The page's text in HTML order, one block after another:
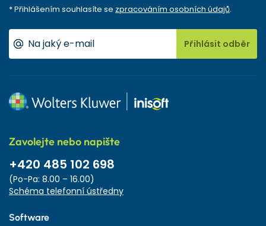
* Přihlášením souhlasíte se zpracováním osobních údajů.
Přihlásit odběr
Zavolejte nebo napište
+420 485 102 698
(Po-Pa: 8.00 – 16.00)
Schéma telefonní ústředny
Software